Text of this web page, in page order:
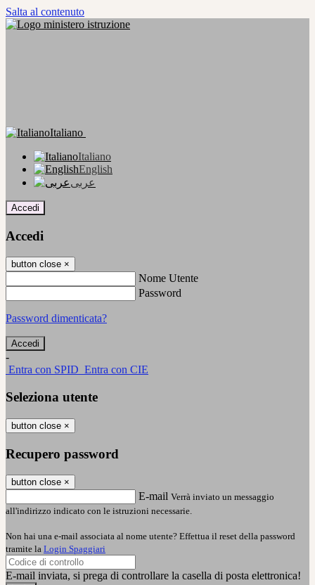
Salta al contenuto
Italiano
Italiano
English
عربى
Accedi
Accedi
button close ×
Nome Utente
Password
Password dimenticata?
-
Entra con SPID Entra con CIE
Seleziona utente
button close ×
Recupero password
button close ×
E-mail Verrà inviato un messaggio
all'indirizzo indicato con le istruzioni necessarie.
Non hai una e-mail associata al nome utente? Effettua il reset della password
tramite la Login Spaggiari
E-mail inviata, si prega di controllare la casella di posta elettronica!